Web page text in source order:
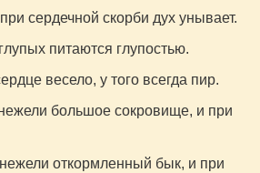
сердечной скорби дух унывает.
питаются глупостью.
весело, у того всегда пир.
большое сокровище, и при
откормленный бык, и при